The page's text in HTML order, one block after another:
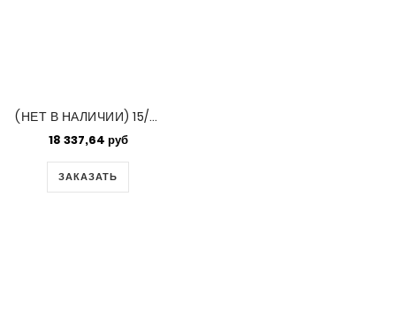
(НЕТ В НАЛИЧИИ) 15/0 Delica Opaque Orange Ab -50 Gm Bag (DBS0161)
18 337,64 руб
ЗАКАЗАТЬ